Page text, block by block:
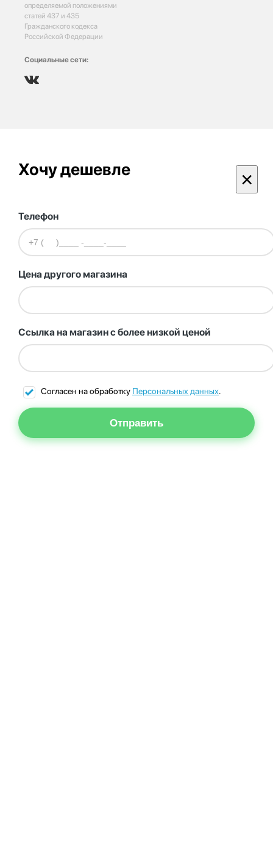
определяемой положениями
статей 437 и 435
Гражданского кодекса
Российской Федерации
Социальные сети:
Хочу дешевле ×
Телефон
Цена другого магазина
Ссылка на магазин с более низкой ценой
Согласен на обработку Персональных данных.
Отправить